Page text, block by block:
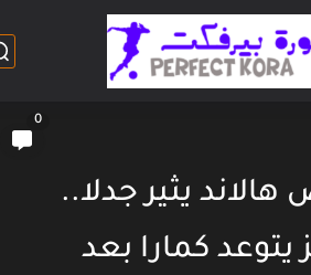
يثير جدلا..
كمارا بعد